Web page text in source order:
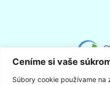
Ceníme si vaše
Súbory cookie používame na